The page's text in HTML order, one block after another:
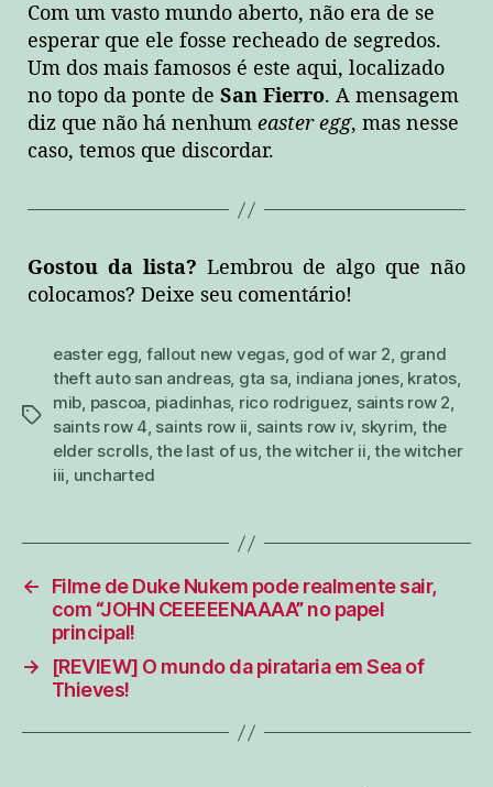
Com um vasto mundo aberto, não era de se
esperar que ele fosse recheado de segredos.
Um dos mais famosos é este aqui, localizado
no topo da ponte de San Fierro. A mensagem
diz que não há nenhum easter egg, mas nesse
caso, temos que discordar.
Gostou da lista? Lembrou de algo que não
colocamos? Deixe seu comentário!
tags
easter egg, fallout new vegas, god of war 2, grand
theft auto san andreas, gta sa, indiana jones, kratos,
mib, pascoa, piadinhas, rico rodriguez, saints row 2,
saints row 4, saints row ii, saints row iv, skyrim, the
elder scrolls,the last of us,the witcher ii,the witcher
iii, uncharted
←
Filme de Duke Nukem pode realmente sair,
com “JOHN CEEEEENAAAA” no papel
principal!
→
[REVIEW] O mundo da pirataria em Sea of
Thieves!